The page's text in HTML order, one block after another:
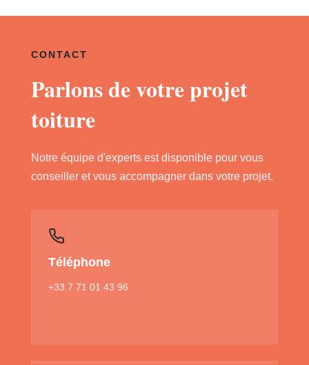
CONTACT
Parlons de votre projet
toiture
Notre équipe d'experts est disponible pour vous
conseiller et vous accompagner dans votre projet.
Téléphone
+33 7 71 01 43 96